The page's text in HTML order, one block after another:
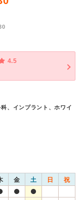
4.5
、インプラント、ホワイ
金 土 日 祝